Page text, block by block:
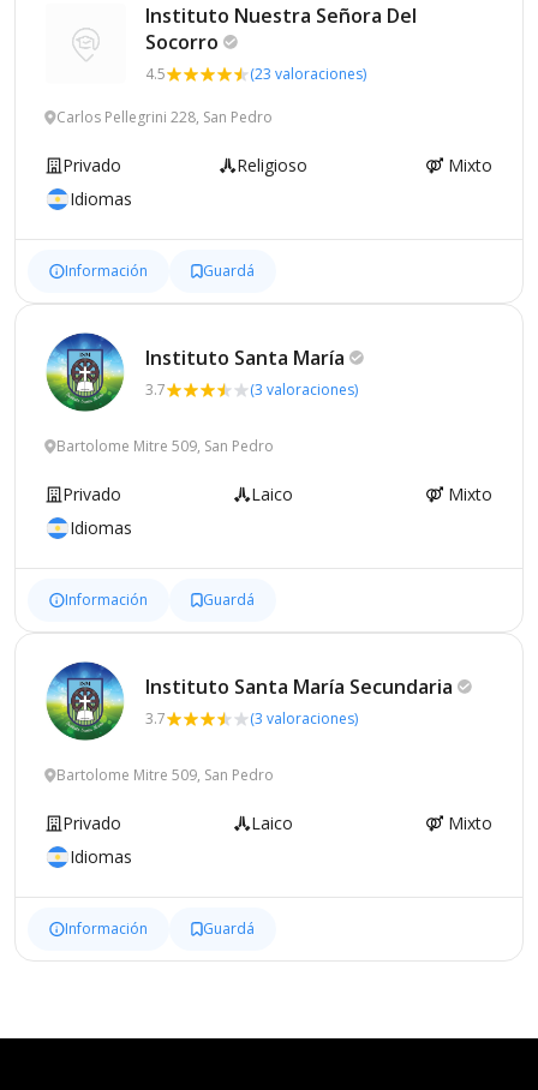
Instituto Nuestra Señora Del
Socorro
4.5 (23 valoraciones)
Carlos Pellegrini 228, San Pedro
Privado Religioso
Mixto
Idiomas
Información Guardá
Instituto Santa María
3.7 (3 valoraciones)
Bartolome Mitre 509, San Pedro
Privado Laico
Mixto
Idiomas
Información Guardá
Instituto Santa María Secundaria
3.7 (3 valoraciones)
Bartolome Mitre 509, San Pedro
Privado Laico
Mixto
Idiomas
Información Guardá